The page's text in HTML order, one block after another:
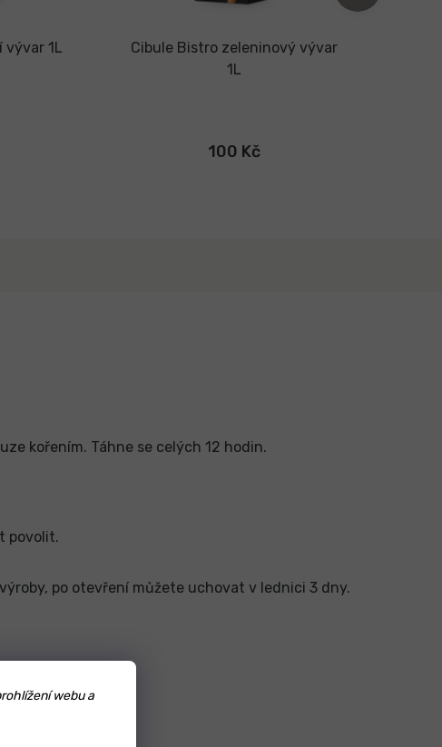
webu a
vývar 1L
Cibule Bistro zeleninový vývar
1L
100 Kč
kořením. Táhne se celých 12 hodin.
povolit.
po otevření můžete uchovat v lednici 3 dny.